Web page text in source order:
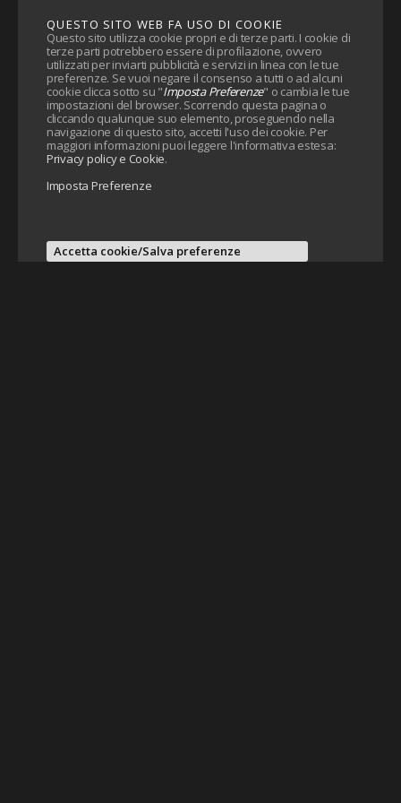
QUESTO SITO WEB FA USO DI COOKIE
Questo sito utilizza cookie propri e di terze parti. I cookie di
terze parti potrebbero essere di profilazione, ovvero
utilizzati per inviarti pubblicità e servizi in linea con le tue
preferenze. Se vuoi negare il consenso a tutti o ad alcuni
cookie clicca sotto su "Imposta Preferenze" o cambia le tue
impostazioni del browser. Scorrendo questa pagina o
cliccando qualunque suo elemento, proseguendo nella
navigazione di questo sito, accetti l'uso dei cookie. Per
maggiori informazioni puoi leggere l'informativa estesa:
Privacy policy e Cookie.
Imposta Preferenze
Accetta cookie/Salva preferenze